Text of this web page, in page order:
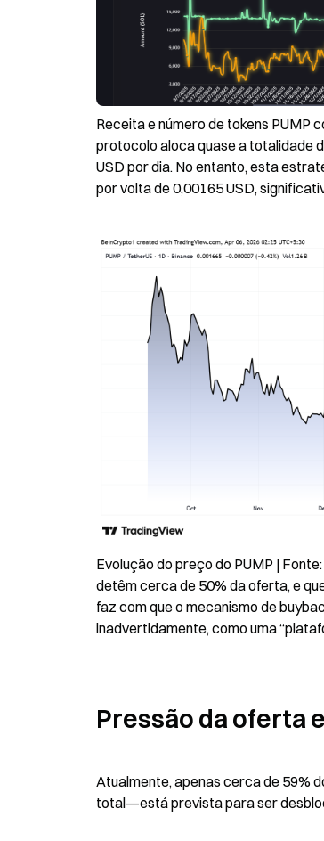
Receita e número de tokens PUMP
protocolo aloca quase a totalidade
USD por dia. No entanto, esta
por volta de 0,00165 USD,
Evolução do preço do PUMP |
detêm cerca de 50% da oferta, e
faz com que o mecanismo de
inadvertidamente, como uma
Pressão da oferta
Atualmente, apenas cerca de 59%
total—está prevista para ser